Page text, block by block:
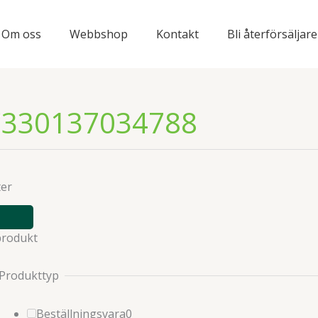
Om oss Webbshop Kontakt Bli återförsäljare
ELLER
DÖLJ
Produkttyp
Beställningsvara0